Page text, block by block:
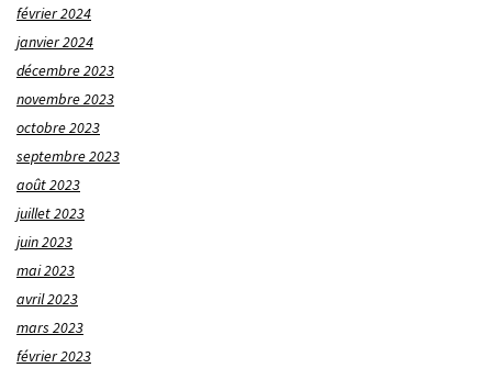
février 2024
janvier 2024
décembre 2023
novembre 2023
octobre 2023
septembre 2023
août 2023
juillet 2023
juin 2023
mai 2023
avril 2023
mars 2023
février 2023